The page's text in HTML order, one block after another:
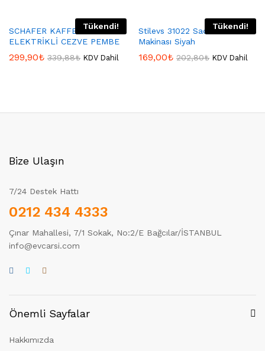
Tükendi!
SCHAFER KAFFEEFAN
ELEKTRİKLİ CEZVE PEMBE
299,90₺ 339,88₺ KDV Dahil
Tükendi!
Stilevs 31022 Sadem Kahve
Makinası Siyah
169,00₺ 202,80₺ KDV Dahil
Bize Ulaşın
7/24 Destek Hattı
0212 434 4333
Çınar Mahallesi, 7/1 Sokak, No:2/E Bağcılar/İSTANBUL
info@evcarsi.com
Önemli Sayfalar
Hakkımızda